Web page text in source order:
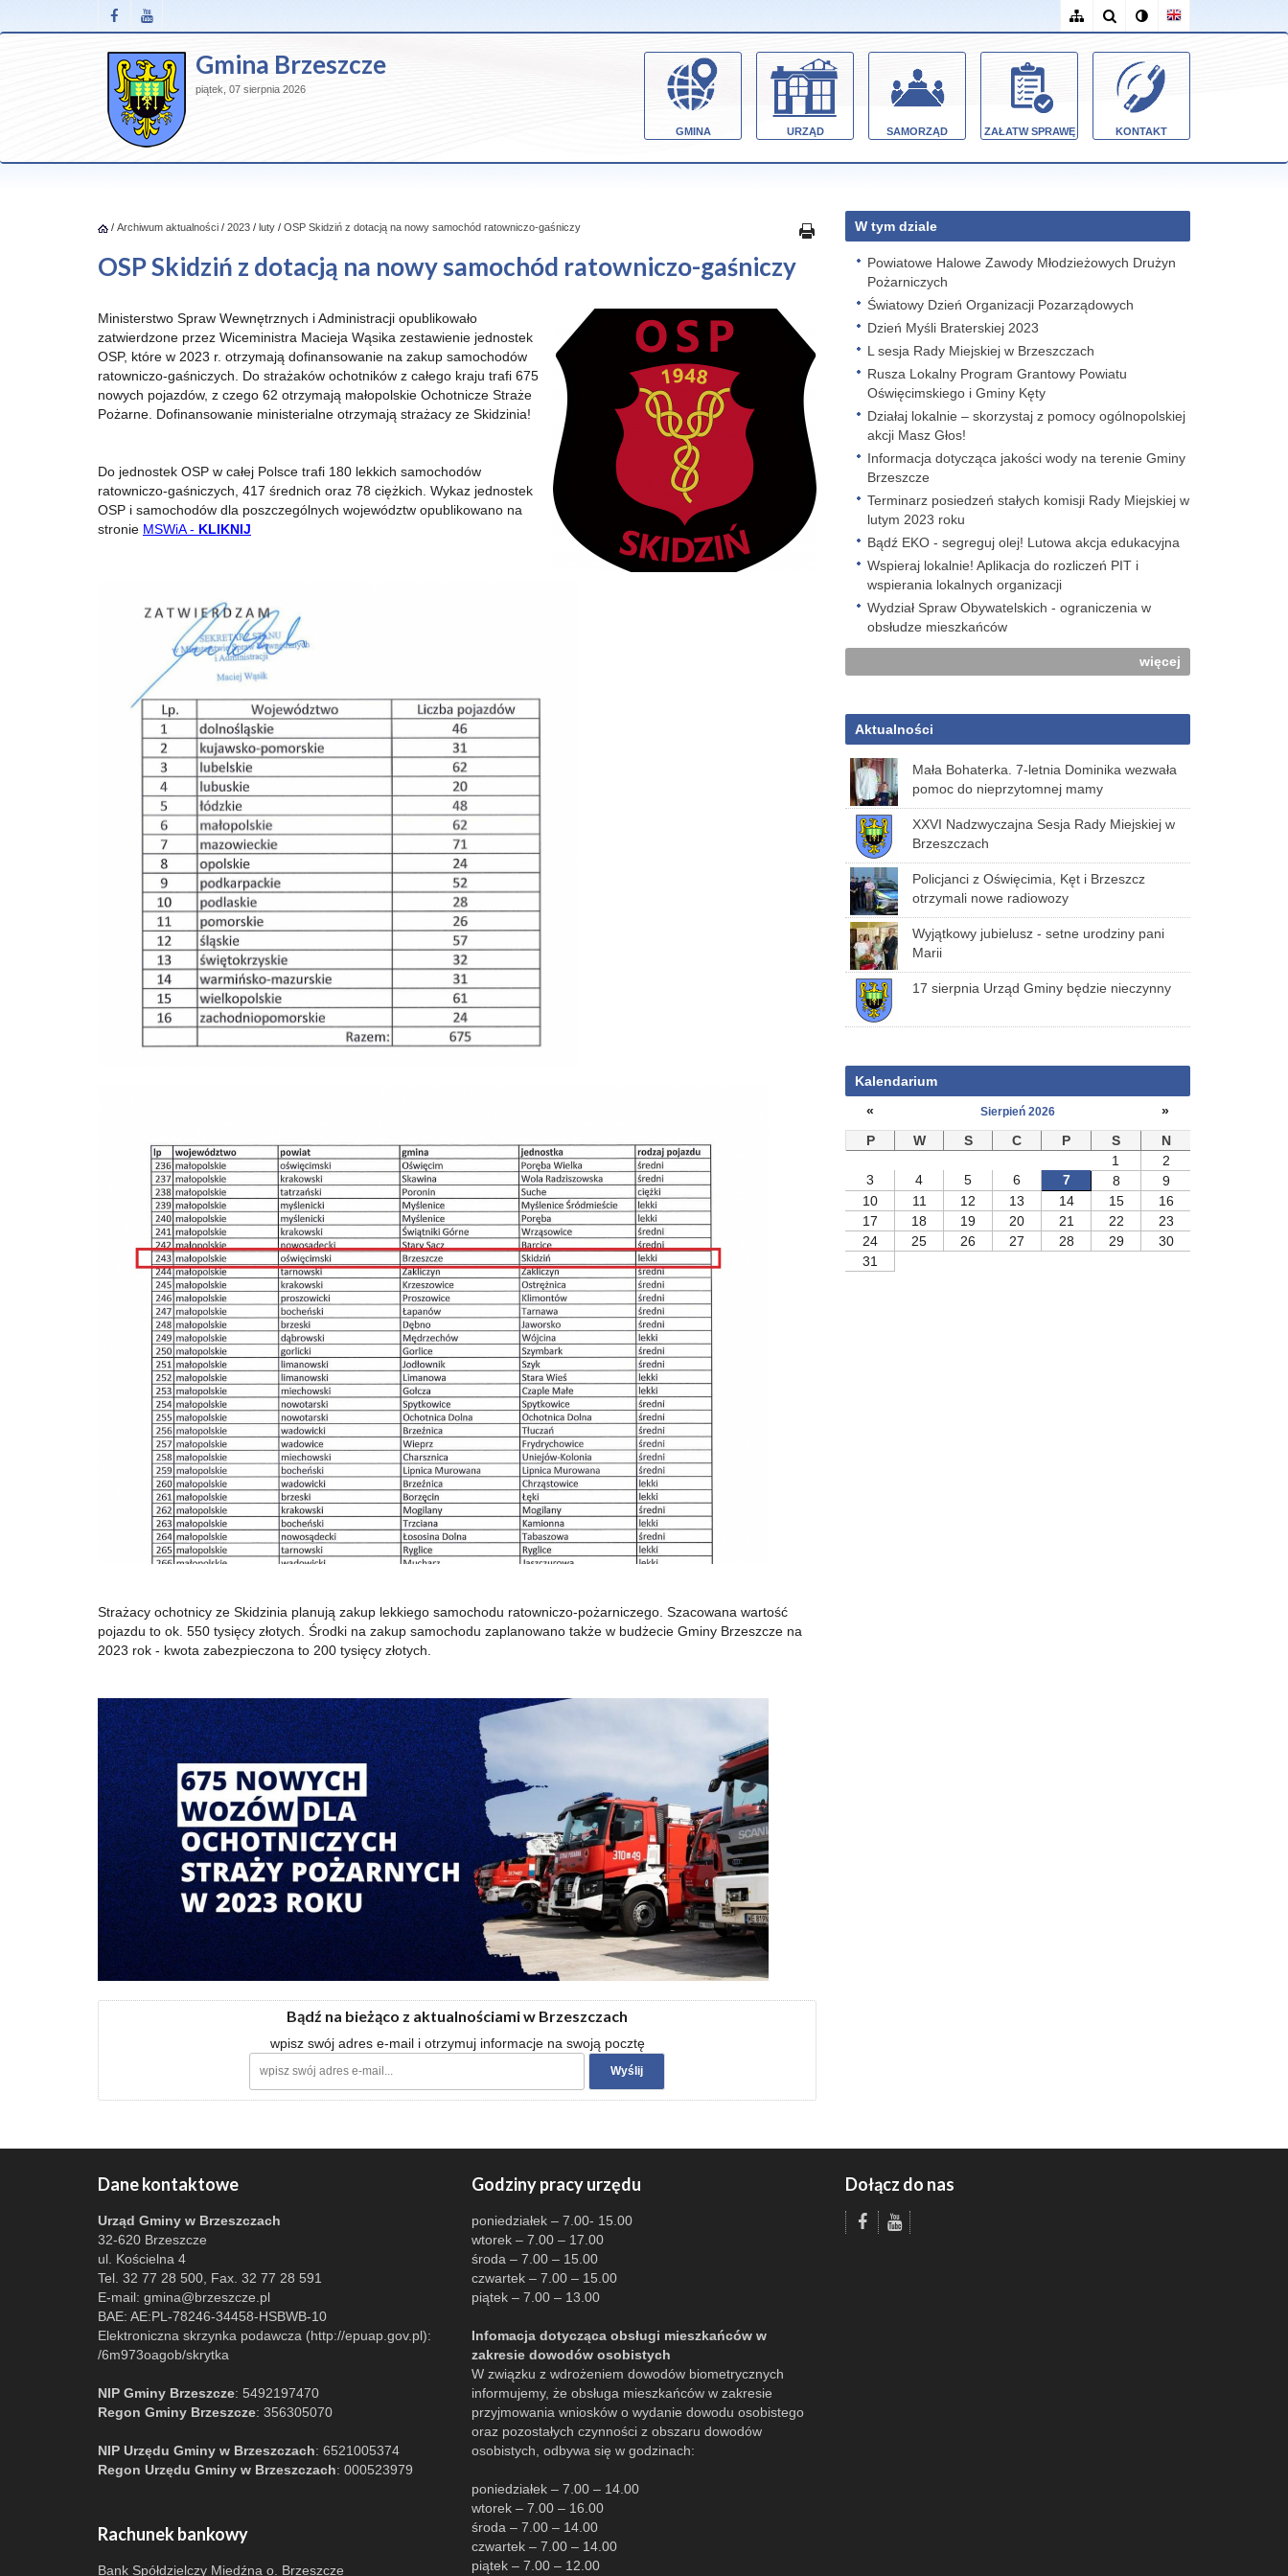
Gmina Brzeszcze
piątek, 07 sierpnia 2026
GMINA URZĄD SAMORZĄD ZAŁATW SPRAWĘ KONTAKT
/ Archiwum aktualności / 2023 / luty / OSP Skidziń z dotacją na nowy samochód ratowniczo-gaśniczy
OSP Skidziń z dotacją na nowy samochód ratowniczo-gaśniczy
Ministerstwo Spraw Wewnętrznych i Administracji opublikowało
zatwierdzone przez Wiceministra Macieja Wąsika zestawienie jednostek
OSP, które w 2023 r. otrzymają dofinansowanie na zakup samochodów
ratowniczo-gaśniczych. Do strażaków ochotników z całego kraju trafi 675
nowych pojazdów, z czego 62 otrzymają małopolskie Ochotnicze Straże
Pożarne. Dofinansowanie ministerialne otrzymają strażacy ze Skidzinia!
Do jednostek OSP w całej Polsce trafi 180 lekkich samochodów
ratowniczo-gaśniczych, 417 średnich oraz 78 ciężkich. Wykaz jednostek
OSP i samochodów dla poszczególnych województw opublikowano na
stronie MSWiA - KLIKNIJ
Strażacy ochotnicy ze Skidzinia planują zakup lekkiego samochodu ratowniczo-pożarniczego. Szacowana wartość
pojazdu to ok. 550 tysięcy złotych. Środki na zakup samochodu zaplanowano także w budżecie Gminy Brzeszcze na
2023 rok - kwota zabezpieczona to 200 tysięcy złotych.
Bądź na bieżąco z aktualnościami w Brzeszczach
wpisz swój adres e-mail i otrzymuj informacje na swoją pocztę
W tym dziale
Powiatowe Halowe Zawody Młodzieżowych Drużyn
Pożarniczych
Światowy Dzień Organizacji Pozarządowych
Dzień Myśli Braterskiej 2023
L sesja Rady Miejskiej w Brzeszczach
Rusza Lokalny Program Grantowy Powiatu
Oświęcimskiego i Gminy Kęty
Działaj lokalnie – skorzystaj z pomocy ogólnopolskiej
akcji Masz Głos!
Informacja dotycząca jakości wody na terenie Gminy
Brzeszcze
Terminarz posiedzeń stałych komisji Rady Miejskiej w
lutym 2023 roku
Bądź EKO - segreguj olej! Lutowa akcja edukacyjna
Wspieraj lokalnie! Aplikacja do rozliczeń PIT i
wspierania lokalnych organizacji
Wydział Spraw Obywatelskich - ograniczenia w
obsłudze mieszkańców
więcej
Aktualności
Mała Bohaterka. 7-letnia Dominika wezwała
pomoc do nieprzytomnej mamy
XXVI Nadzwyczajna Sesja Rady Miejskiej w
Brzeszczach
Policjanci z Oświęcimia, Kęt i Brzeszcz
otrzymali nowe radiowozy
Wyjątkowy jubielusz - setne urodziny pani
Marii
17 sierpnia Urząd Gminy będzie nieczynny
Kalendarium
«
Sierpień 2026
»
P
W S C P S
N
1
2
3
4 5 6 7 8
9
10
11 12 13 14 15
16
17
18 19 20 21 22
23
24
25 26 27 28 29
30
31
Dane kontaktowe
Urząd Gminy w Brzeszczach
32-620 Brzeszcze
ul. Kościelna 4
Tel. 32 77 28 500, Fax. 32 77 28 591
E-mail: gmina@brzeszcze.pl
BAE: AE:PL-78246-34458-HSBWB-10
Elektroniczna skrzynka podawcza (http://epuap.gov.pl):
/6m973oagob/skrytka
NIP Gminy Brzeszcze: 5492197470
Regon Gminy Brzeszcze: 356305070
NIP Urzędu Gminy w Brzeszczach: 6521005374
Regon Urzędu Gminy w Brzeszczach: 000523979
Rachunek bankowy
Bank Spółdzielczy Miedźna o. Brzeszcze
Godziny pracy urzędu
poniedziałek – 7.00- 15.00
wtorek – 7.00 – 17.00
środa – 7.00 – 15.00
czwartek – 7.00 – 15.00
piątek – 7.00 – 13.00
Infomacja dotycząca obsługi mieszkańców w
zakresie dowodów osobistych
W związku z wdrożeniem dowodów biometrycznych
informujemy, że obsługa mieszkańców w zakresie
przyjmowania wniosków o wydanie dowodu osobistego
oraz pozostałych czynności z obszaru dowodów
osobistych, odbywa się w godzinach:
poniedziałek – 7.00 – 14.00
wtorek – 7.00 – 16.00
środa – 7.00 – 14.00
czwartek – 7.00 – 14.00
piątek – 7.00 – 12.00
Dołącz do nas